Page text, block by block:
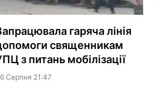
гаряча лінія
священникам
з питань мобілізації
Серпня 21:47